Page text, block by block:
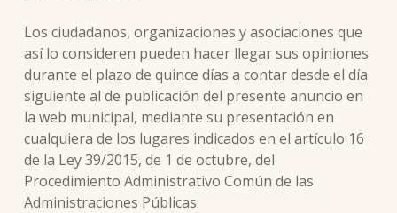
Los ciudadanos, organizaciones y asociaciones que
así lo consideren pueden hacer llegar sus opiniones
durante el plazo de quince días a contar desde el día
siguiente al de publicación del presente anuncio en
la web municipal, mediante su presentación en
cualquiera de los lugares indicados en el artículo 16
de la Ley 39/2015, de 1 de octubre, del
Procedimiento Administrativo Común de las
Administraciones Públicas.